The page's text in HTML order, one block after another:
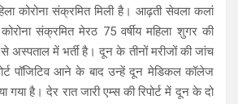
कोरोना संक्रमित मिली है। आढ़ती सेवला कलां
संक्रमित मेरठ 75 वर्षीय महिला शुगर की
में भर्ती है। दून के तीनों मरीजों की जांच
पॉजिटिव आने के बाद उन्हें दून मेडिकल कॉलेज
गया है। देर रात जारी एम्स की रिपोर्ट में दून के दो